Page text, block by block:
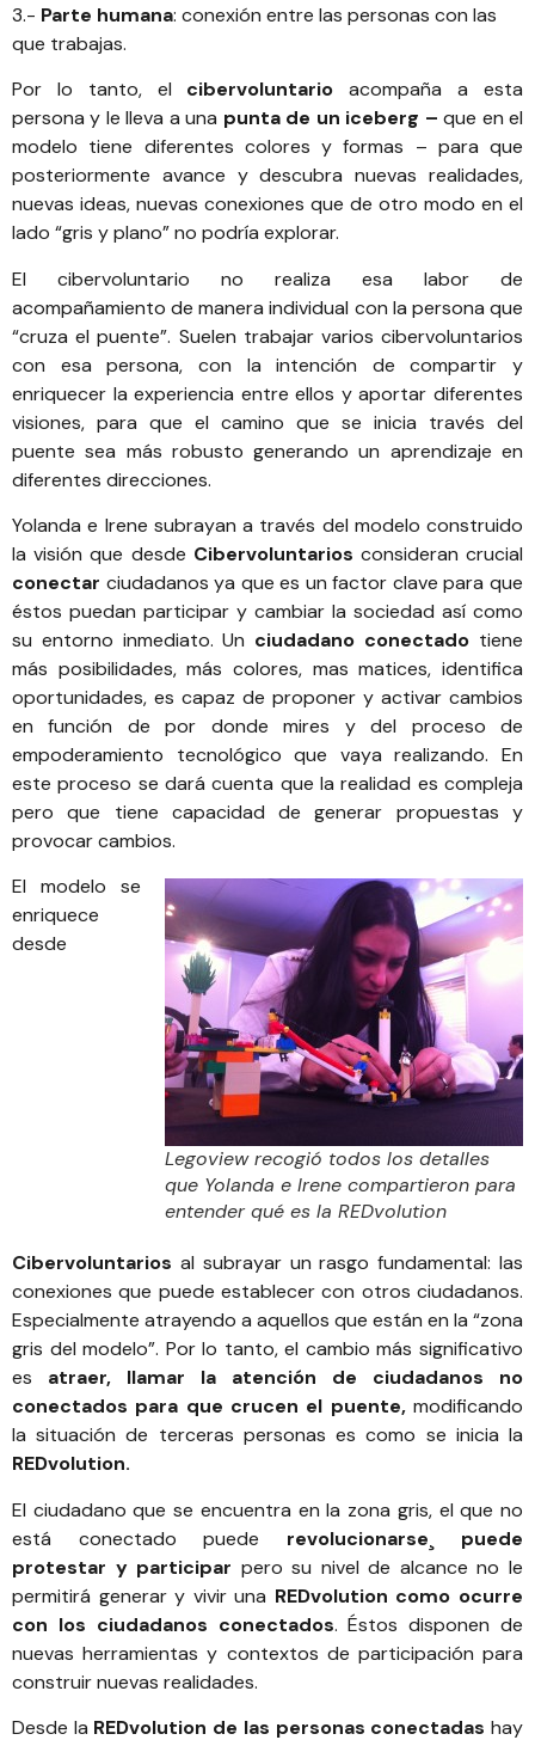
3.- Parte humana: conexión entre las personas con las
que trabajas.
Por lo tanto, el cibervoluntario acompaña a esta
persona y le lleva a una punta de un iceberg –que en el
modelo tiene diferentes colores y formas – para que
posteriormente avance y descubra nuevas realidades,
nuevas ideas, nuevas conexiones que de otro modo en el
lado “gris y plano” no podría explorar.
El cibervoluntario no realiza esa labor de
acompañamiento de manera individual con la persona que
“cruza el puente”. Suelen trabajar varios cibervoluntarios
con esa persona, con la intención de compartir y
enriquecer la experiencia entre ellos y aportar diferentes
visiones, para que el camino que se inicia través del
puente sea más robusto generando un aprendizaje en
diferentes direcciones.
Yolanda e Irene subrayan a través del modelo construido
la visión que desde Cibervoluntarios consideran crucial
conectar ciudadanos ya que es un factor clave para que
éstos puedan participar y cambiar la sociedad así como
su entorno inmediato. Un ciudadano conectado tiene
más posibilidades, más colores, mas matices, identifica
oportunidades, es capaz de proponer y activar cambios
en función de por donde mires y del proceso de
empoderamiento tecnológico que vaya realizando. En
este proceso se dará cuenta que la realidad es compleja
pero que tiene capacidad de generar propuestas y
provocar cambios.
Legoview recogió todos los detalles
que Yolanda e Irene compartieron para
entender qué es la REDvolution
El modelo se
enriquece
desde
Cibervoluntarios al subrayar un rasgo fundamental: las
conexiones que puede establecer con otros ciudadanos.
Especialmente atrayendo a aquellos que están en la “zona
gris del modelo”. Por lo tanto, el cambio más significativo
es atraer, llamar la atención de ciudadanos no
conectados para que crucen el puente, modificando
la situación de terceras personas es como se inicia la
REDvolution.
El ciudadano que se encuentra en la zona gris, el que no
está conectado puede revolucionarse¸ puede
protestar y participar pero su nivel de alcance no le
permitirá generar y vivir una REDvolution como ocurre
con los ciudadanos conectados. Éstos disponen de
nuevas herramientas y contextos de participación para
construir nuevas realidades.
Desde la REDvolution de las personas conectadas hay